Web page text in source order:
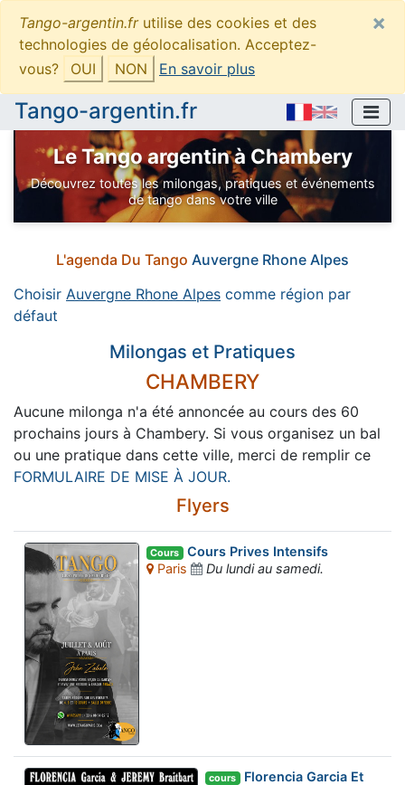
Tango-argentin.frutilise des cookies et des
technologies de géolocalisation. Acceptez-
vous?
OUI NON En savoir plus
×
Tango-argentin.fr
Le Tango argentin à Chambery
Découvrez toutes les milongas, pratiques et événements
de tango dans votre ville
L'agenda Du Tango Auvergne Rhone Alpes
Choisir Auvergne Rhone Alpes comme région par
défaut
Milongas et Pratiques
CHAMBERY
Aucune milonga n'a été annoncée au cours des 60
prochains jours à Chambery. Si vous organisez un bal
ou une pratique dans cette ville, merci de remplir ce
FORMULAIRE DE MISE À JOUR.
Flyers
Cours Cours Prives Intensifs
Paris
Du lundi au samedi.
cours Florencia Garcia Et